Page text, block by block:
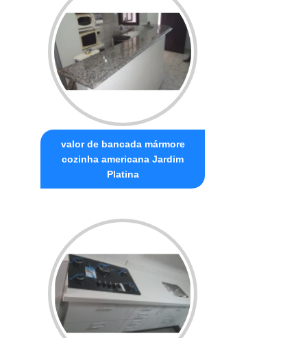
valor de bancada mármore
cozinha americana Jardim
Platina